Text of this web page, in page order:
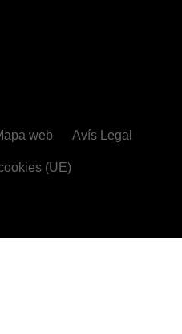
web Avís Legal
(UE)